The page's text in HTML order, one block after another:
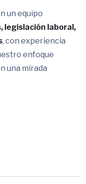
un equipo
legislación laboral,
, con experiencia
enfoque
una mirada